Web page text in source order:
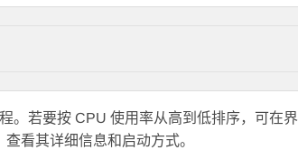
。若要按 CPU 使用率从高到低排序，可在
看其详细信息和启动方式。